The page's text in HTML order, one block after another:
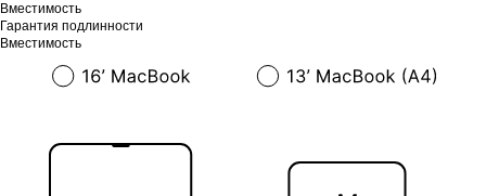
Вместимость
Гарантия подлинности
Вместимость